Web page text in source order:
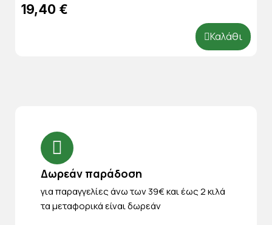
19,40 €
Καλάθι
Δωρεάν παράδοση
για παραγγελίες άνω των 39€ και έως 2 κιλά
τα μεταφορικά είναι δωρεάν